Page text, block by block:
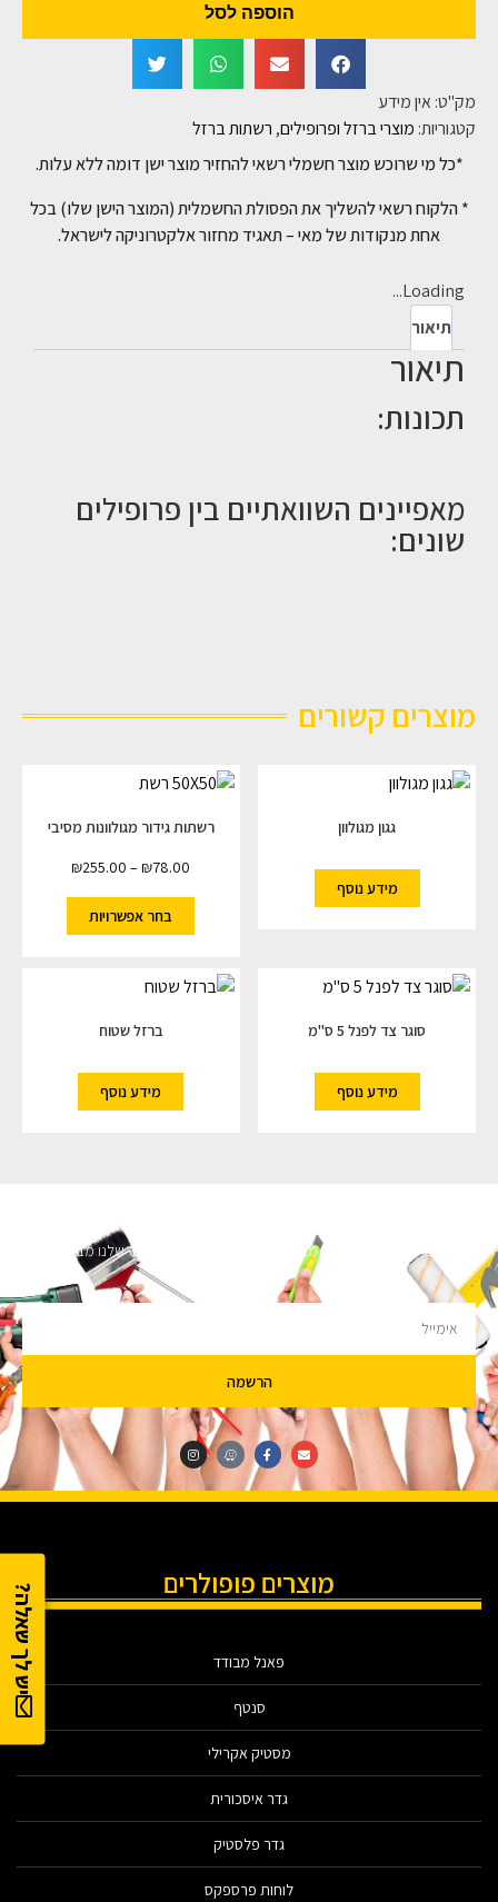
יש לך שאלה?
הוספה לסל
מק"ט: אין מידע
קטגוריות: מוצרי ברזל ופרופילים, רשתות ברזל
*כל מי שרוכש מוצר חשמלי רשאי להחזיר מוצר ישן דומה ללא עלות.
* הלקוח רשאי להשליך את הפסולת החשמלית (המוצר הישן שלו) בכל
אחת מנקודות של מאי – תאגיד מחזור אלקטרוניקה לישראל.
Loading...
תיאור
תיאור
תכונות:
מאפיינים השוואתיים בין פרופילים
שונים:
מוצרים קשורים
גגון מגולוון
מידע נוסף
רשתות גידור מגולוונות מסיבי
₪78.00
–
₪255.00
בחר אפשרויות
סוגר צד לפנל 5 ס"מ
מידע נוסף
ברזל שטוח
מידע נוסף
השארו מעודכנים
מעוניינים לקבל עדכונים על מבצעים והנחות הירשמו לניוזלטר שלנו מבטיחים לא
הרשמה
מוצרים פופולרים
פאנל מבודד
סנטף
מסטיק אקרילי
גדר איסכורית
גדר פלסטיק
לוחות פרספקס